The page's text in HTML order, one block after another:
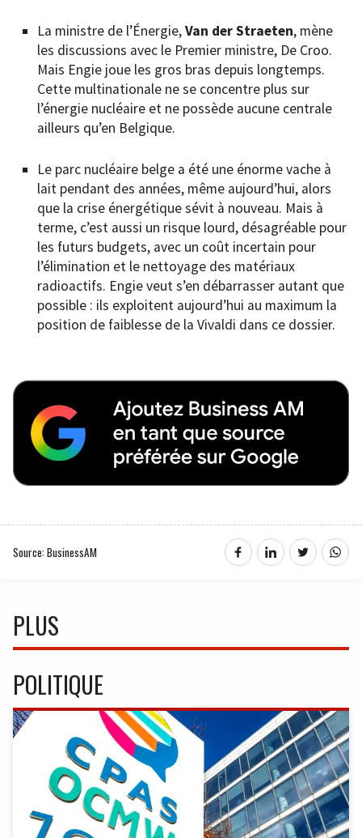
La ministre de l’Énergie,Van der Straeten, mène
les discussions avec le Premier ministre, De Croo.
Mais Engie joue les gros bras depuis longtemps.
Cette multinationale ne se concentre plus sur
l’énergie nucléaire et ne possède aucune centrale
ailleurs qu’en Belgique.
Le parc nucléaire belge a été une énorme vache à
lait pendant des années, même aujourd’hui, alors
que la crise énergétique sévit à nouveau. Mais à
terme, c’est aussi un risque lourd, désagréable pour
les futurs budgets, avec un coût incertain pour
l’élimination et le nettoyage des matériaux
radioactifs. Engie veut s’en débarrasser autant que
possible : ils exploitent aujourd’hui au maximum la
position de faiblesse de la Vivaldi dans ce dossier.
Source: BusinessAM
PLUS
POLITIQUE